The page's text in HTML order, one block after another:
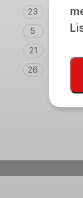
23
5
21
26
€